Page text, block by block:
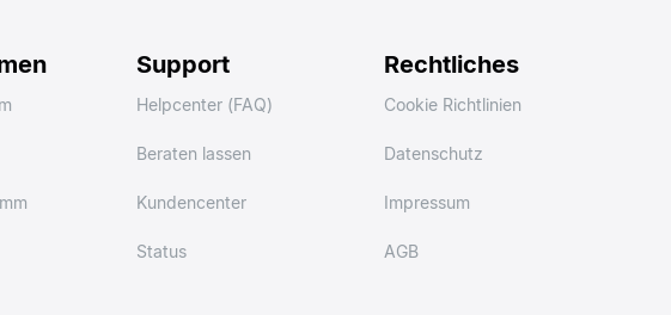
Support
Helpcenter (FAQ)
Beraten lassen
Kundencenter
Status
Rechtliches
Cookie Richtlinien
Datenschutz
Impressum
AGB